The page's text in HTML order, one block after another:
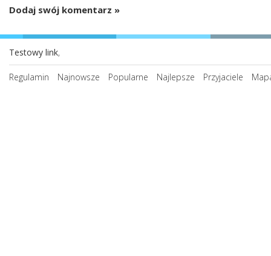
Dodaj swój komentarz »
Testowy link,
Regulamin Najnowsze Popularne Najlepsze Przyjaciele